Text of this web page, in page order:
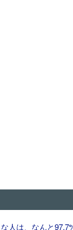
人は、なんと